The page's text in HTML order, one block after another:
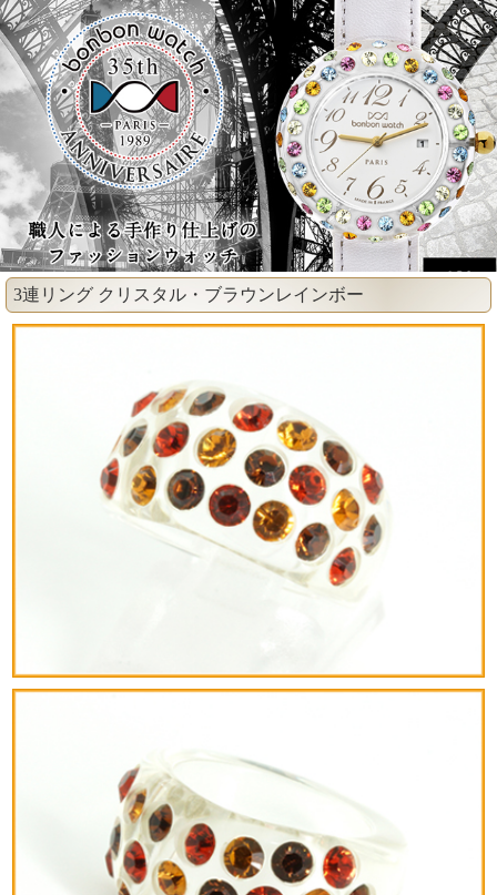
3連リング クリスタル・ブラウンレインボー